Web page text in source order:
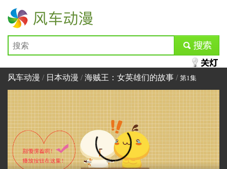
风车动漫
submit
风车动漫 / 日本动漫 /海贼王：女英雄们的故事 / 第1集